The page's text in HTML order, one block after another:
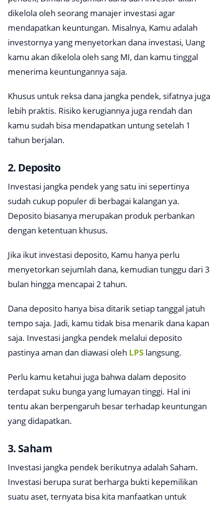
dikelola oleh seorang manajer investasi agar
mendapatkan keuntungan. Misalnya, Kamu adalah
investornya yang menyetorkan dana investasi, Uang
kamu akan dikelola oleh sang MI, dan kamu tinggal
menerima keuntungannya saja.
Khusus untuk reksa dana jangka pendek, sifatnya juga
lebih praktis. Risiko kerugiannya juga rendah dan
kamu sudah bisa mendapatkan untung setelah 1
tahun berjalan.
2. Deposito
Investasi jangka pendek yang satu ini sepertinya
sudah cukup populer di berbagai kalangan ya.
Deposito biasanya merupakan produk perbankan
dengan ketentuan khusus.
Jika ikut investasi deposito, Kamu hanya perlu
menyetorkan sejumlah dana, kemudian tunggu dari 3
bulan hingga mencapai 2 tahun.
Dana deposito hanya bisa ditarik setiap tanggal jatuh
tempo saja. Jadi, kamu tidak bisa menarik dana kapan
saja. Investasi jangka pendek melalui deposito
pastinya aman dan diawasi oleh LPS langsung.
Perlu kamu ketahui juga bahwa dalam deposito
terdapat suku bunga yang lumayan tinggi. Hal ini
tentu akan berpengaruh besar terhadap keuntungan
yang didapatkan.
3. Saham
Investasi jangka pendek berikutnya adalah Saham.
Investasi berupa surat berharga bukti kepemilikan
suatu aset, ternyata bisa kita manfaatkan untuk